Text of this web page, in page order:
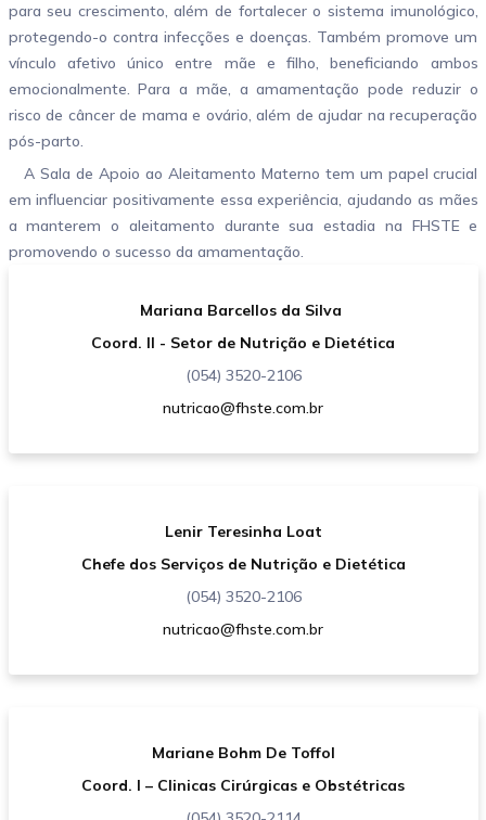
para seu crescimento, além de fortalecer o sistema imunológico,
protegendo-o contra infecções e doenças. Também promove um
vínculo afetivo único entre mãe e filho, beneficiando ambos
emocionalmente. Para a mãe, a amamentação pode reduzir o
risco de câncer de mama e ovário, além de ajudar na recuperação
pós-parto.
A Sala de Apoio ao Aleitamento Materno tem um papel crucial
em influenciar positivamente essa experiência, ajudando as mães
a manterem o aleitamento durante sua estadia na FHSTE e
promovendo o sucesso da amamentação.
Mariana Barcellos da Silva
Coord. II - Setor de Nutrição e Dietética
(054) 3520-2106
nutricao@fhste.com.br
Lenir Teresinha Loat
Chefe dos Serviços de Nutrição e Dietética
(054) 3520-2106
nutricao@fhste.com.br
Mariane Bohm De Toffol
Coord. I – Clinicas Cirúrgicas e Obstétricas